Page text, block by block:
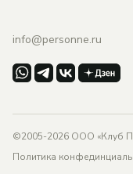
info@personne.ru
©2005-2026 ООО «Клуб
Политика